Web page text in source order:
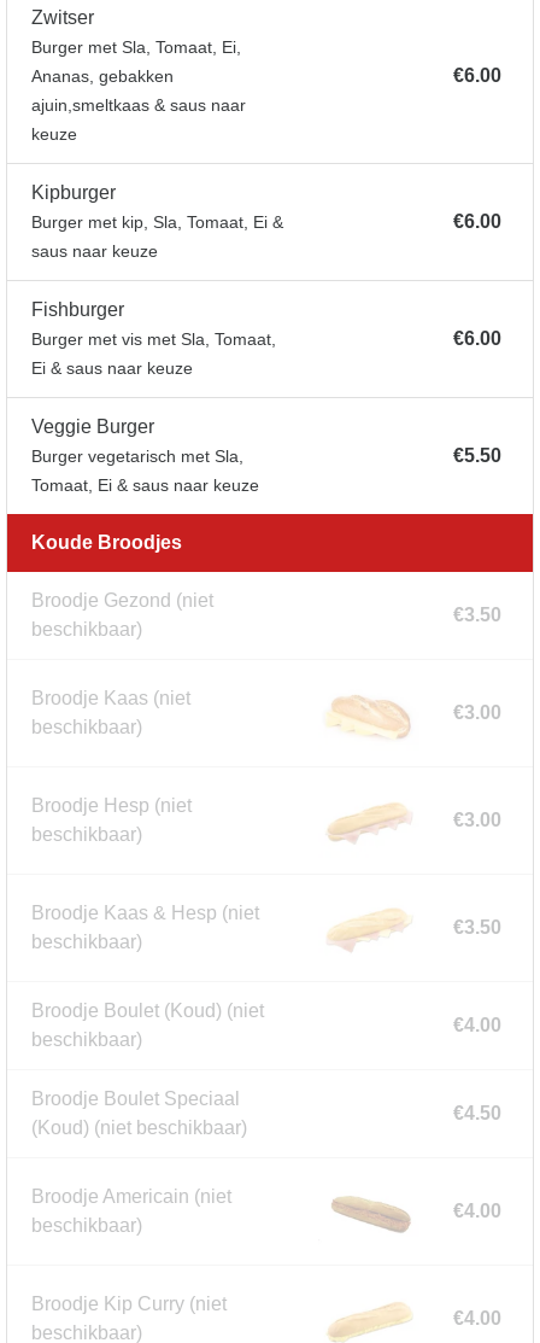
Zwitser
Burger met Sla, Tomaat, Ei,
Ananas, gebakken
ajuin,smeltkaas & saus naar
keuze
€6.00
Kipburger
Burger met kip, Sla, Tomaat, Ei &
saus naar keuze
€6.00
Fishburger
Burger met vis met Sla, Tomaat,
Ei & saus naar keuze
€6.00
Veggie Burger
Burger vegetarisch met Sla,
Tomaat, Ei & saus naar keuze
€5.50
Koude Broodjes
Broodje Gezond (niet
beschikbaar)
€3.50
Broodje Kaas (niet
beschikbaar)
€3.00
Broodje Hesp (niet
beschikbaar)
€3.00
Broodje Kaas & Hesp (niet
beschikbaar)
€3.50
Broodje Boulet (Koud) (niet
beschikbaar)
€4.00
Broodje Boulet Speciaal
(Koud) (niet beschikbaar)
€4.50
Broodje Americain (niet
beschikbaar)
€4.00
Broodje Kip Curry (niet
beschikbaar)
€4.00